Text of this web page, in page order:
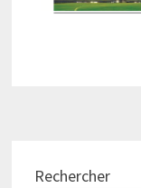
Rechercher